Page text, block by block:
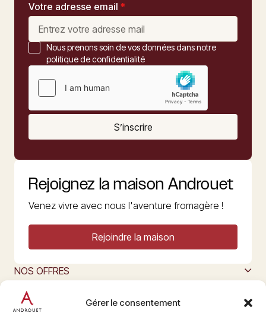
Gérer le consentement
Votre adresse email *
Nous prenons soin de vos données dans notre
politique de confidentialité
S’inscrire
Rejoignez la maison Androuet
Venez vivre avec nous l'aventure fromagère !
Rejoindre la maison
NOS OFFRES
L’ART DU FROMAGE